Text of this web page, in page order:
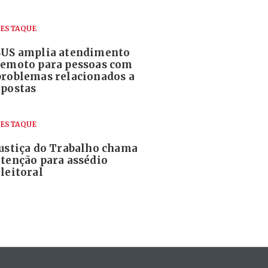
amplia atendimento
para pessoas com
relacionados a
do Trabalho chama
para assédio